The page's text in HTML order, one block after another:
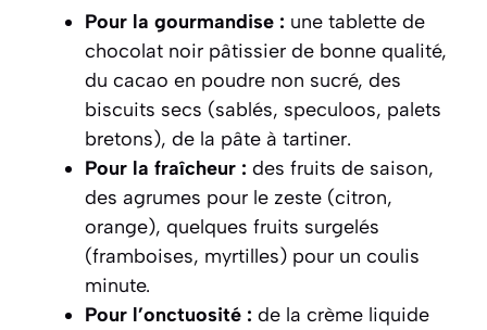
Pour la gourmandise : une tablette de
chocolat noir pâtissier de bonne qualité,
du cacao en poudre non sucré, des
biscuits secs (sablés, speculoos, palets
bretons), de la pâte à tartiner.
Pour la fraîcheur : des fruits de saison,
des agrumes pour le zeste (citron,
orange), quelques fruits surgelés
(framboises, myrtilles) pour un coulis
minute.
Pour l’onctuosité : de la crème liquide